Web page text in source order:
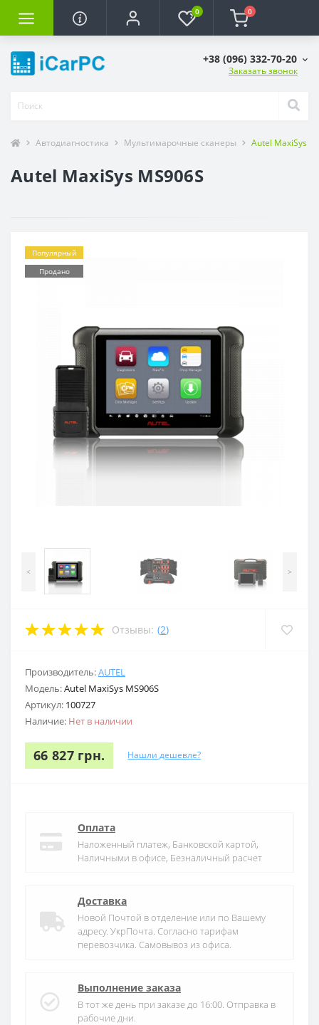
0 0
+38 (096) 332-70-20
Заказать звонок
Автодиагностика Мультимарочные сканеры Autel MaxiSys
Autel MaxiSys MS906S
Популярный
Продано
< >
Отзывы: (2)
Производитель:AUTEL
Модель:Autel MaxiSys MS906S
Артикул: 100727
Наличие: Нет в наличии
66 827 грн. Нашли дешевле?
Оплата
Наложенный платеж, Банковской картой,
Наличными в офисе, Безналичный расчет
Доставка
Новой Почтой в отделение или по Вашему
адресу. УкрПочта. Согласно тарифам
перевозчика. Самовывоз из офиса.
Выполнение заказа
В тот же день при заказе до 16:00. Отправка в
рабочие дни.